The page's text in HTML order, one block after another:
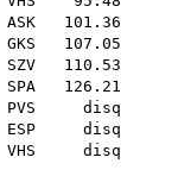
ASK 101.36
GKS 107.05
SZV 110.53
SPA 126.21
PVS disq
ESP disq
VHS disq